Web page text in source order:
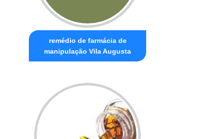
remédio de farmácia de
manipulação Vila Augusta